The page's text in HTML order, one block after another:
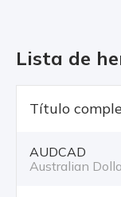
Lista de
Título
AUDCAD
Australian